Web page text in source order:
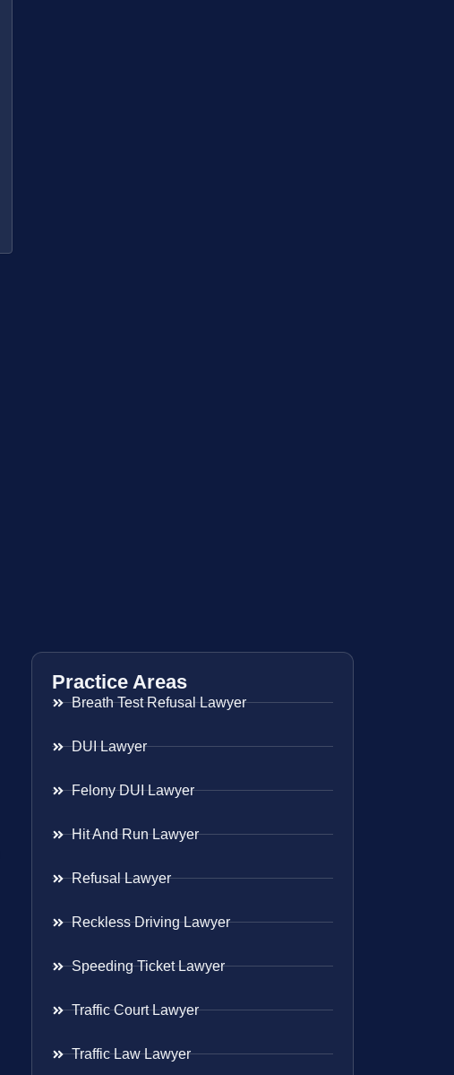
Practice Areas
Breath Test Refusal Lawyer
DUI Lawyer
Felony DUI Lawyer
Hit And Run Lawyer
Refusal Lawyer
Reckless Driving Lawyer
Speeding Ticket Lawyer
Traffic Court Lawyer
Traffic Law Lawyer